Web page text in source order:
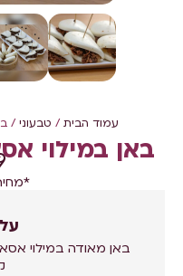
עמוד הבית/ טבעוני/
באן במילוי
באן מאודה במילוי